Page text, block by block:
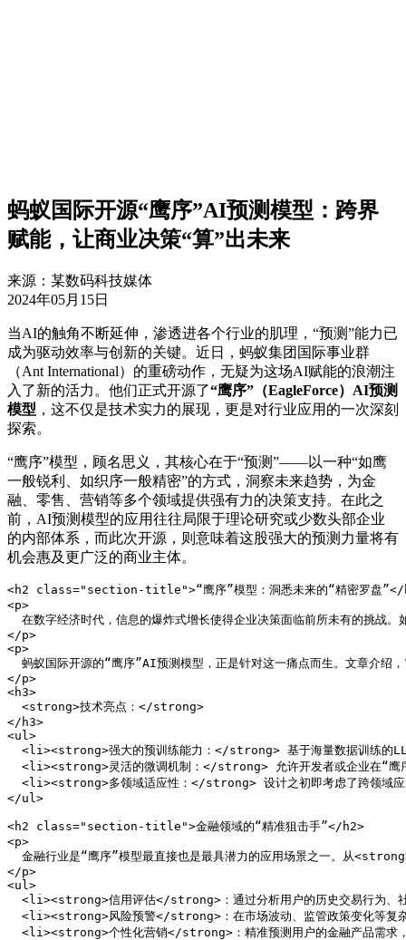
蚂蚁国际开源“鹰序”AI预测模型：跨界
赋能，让商业决策“算”出未来
来源：某数码科技媒体
2024年05月15日
当AI的触角不断延伸，渗透进各个行业的肌理，“预测”能力已
成为驱动效率与创新的关键。近日，蚂蚁集团国际事业群
（Ant International）的重磅动作，无疑为这场AI赋能的浪潮注
入了新的活力。他们正式开源了“鹰序”（EagleForce）AI预测
模型 ，这不仅是技术实力的展现，更是对行业应用的一次深刻
探索。
“鹰序”模型，顾名思义，其核心在于“预测”——以一种“如鹰
一般锐利、如织序一般精密”的方式，洞察未来趋势，为金
融、零售、营销等多个领域提供强有力的决策支持。在此之
前，AI预测模型的应用往往局限于理论研究或少数头部企业
的内部体系，而此次开源，则意味着这股强大的预测力量将有
机会惠及更广泛的商业主体。
<h2 class="section-title">“鹰序”模型：洞悉未来的“精密罗盘”</
<p>
在数字经济时代，信息的爆炸式增长使得企业决策面临前所未有的挑战
</p>
<p>
蚂蚁国际开源的“鹰序”AI预测模型，正是针对这一痛点而生。文章介
</p>
<h3>
  <strong>技术亮点：</strong>
</h3>
<ul>
<li><strong>强大的预训练能力：</strong> 基于海量数据训练的
<li><strong>灵活的微调机制：</strong> 允许开发者或企业在“鹰
<li><strong>多领域适应性：</strong> 设计之初即考虑了跨领域应
</ul>
<h2 class="section-title">金融领域的“精准狙击手”</h2>
<p>
金融行业是“鹰序”模型最直接也是最具潜力的应用场景之一。从
</p>
<ul>
<li><strong>信用评估</strong>：通过分析用户的历史交易行为、社
<li><strong>风险预警</strong>：在市场波动、监管政策变化等复杂
<li><strong>个性化营销</strong>：精准预测用户的金融产品需求